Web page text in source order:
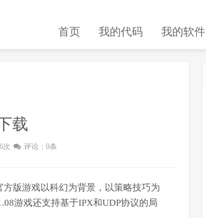
首页 我的代码 我的软件
载
次 评论：0条
版游戏以科幻为背景，以策略技巧为
游戏还支持基于IPX和UDP协议的局